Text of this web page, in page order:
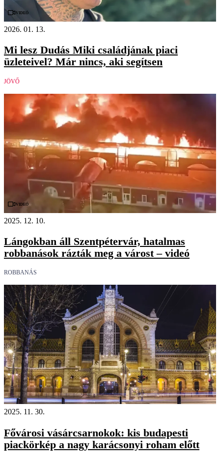
Videó
2026. 01. 13.
Mi lesz Dudás Miki családjának piaci
üzleteivel? Már nincs, aki segítsen
JÖVŐ
Videó
2025. 12. 10.
Lángokban áll Szentpétervár, hatalmas
robbanások rázták meg a várost – videó
ROBBANÁS
2025. 11. 30.
Fővárosi vásárcsarnokok: kis budapesti
piackörkép a nagy karácsonyi roham előtt